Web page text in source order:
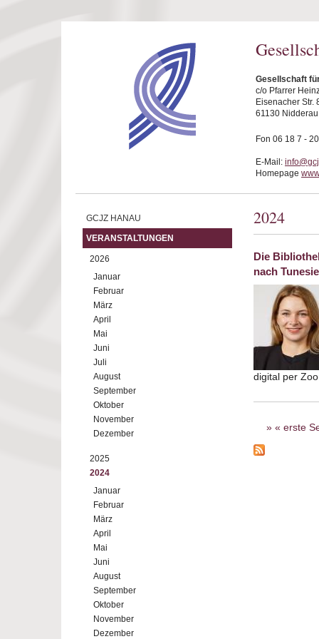
Gesellschaft
c/o Pfarrer
Eisenacher Str.
61130 Nidderau
Fon 06 18 7 -
E-Mail:
Homepage
GCJZ HANAU
VERANSTALTUNGEN
2026
Januar
Februar
März
April
Mai
Juni
Juli
August
September
Oktober
November
Dezember
2025
2024
Januar
Februar
März
April
Mai
Juni
August
September
Oktober
November
Dezember
2024
Die
nach
digital per
Seiten
« erste